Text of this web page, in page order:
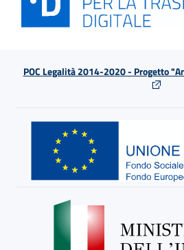
POC Legalità 2014-2020 - Progetto